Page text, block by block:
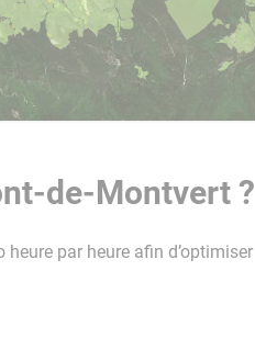
de-Montvert ?
par heure afin d’optimiser